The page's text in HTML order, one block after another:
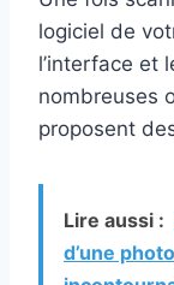
logiciel de
l’interface et
nombreuses
proposent
Lire aussi :
d’une